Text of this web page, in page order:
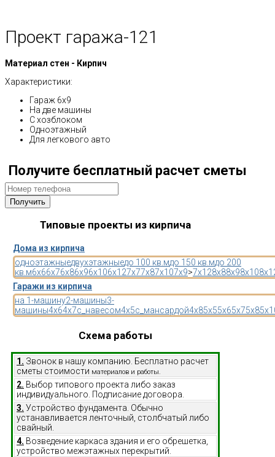
Проект гаража-121
Материал стен - Кирпич
Характеристики:
Гараж 6х9
На две машины
С хозблоком
Одноэтажный
Для легкового авто
Получите бесплатный расчет сметы
Типовые проекты из кирпича
Дома из кирпича
одноэтажныедвухэтажныедо 100 кв.мдо 150 кв.мдо 200
кв.м6x66x76x86x96x106x127x77x87x107x9>7x128x88x98x10
Гаражи из кирпича
на 1-машину2-машины3-
машины4x64x7с_навесом4x5с_мансардой4x85x55x65x75x8
Схема работы
1. Звонок в нашу компанию. Бесплатно расчет
сметы стоимости материалов и работы.
2. Выбор типового проекта либо заказ
индивидуального. Подписание договора.
3. Устройство фундамента. Обычно
устанавливается ленточный, столбчатый либо
свайный.
4. Возведение каркаса здания и его обрешетка,
устройство межэтажных перекрытий.